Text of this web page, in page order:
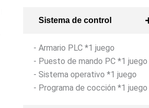
Sistema de control
- Armario PLC *1 juego
- Puesto de mando PC *1 juego
- Sistema operativo *1 juego
- Programa de cocción *1 juego